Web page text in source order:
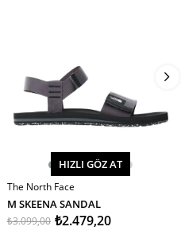
SEPETE EKLE
HIZLI GÖZ AT
The North Face
M SKEENA SANDAL
₺2.479,20
₺3.099,00